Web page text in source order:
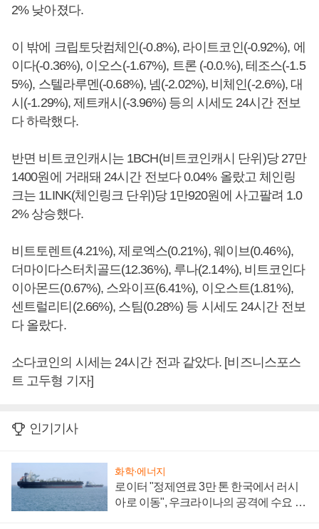
2% 낮아졌다.
이 밖에 크립토닷컴체인(-0.8%), 라이트코인(-0.92%), 에
이다(-0.36%), 이오스(-1.67%), 트론 (-0.0.%), 테조스(-1.5
5%), 스텔라루멘(-0.68%), 넴(-2.02%), 비체인(-2.6%), 대
시(-1.29%), 제트캐시(-3.96%) 등의 시세도 24시간 전보
다 하락했다.
반면 비트코인캐시는 1BCH(비트코인캐시 단위)당 27만
1400원에 거래돼 24시간 전보다 0.04% 올랐고 체인링
크는 1LINK(체인링크 단위)당 1만920원에 사고팔려 1.0
2% 상승했다.
비트토렌트(4.21%), 제로엑스(0.21%), 웨이브(0.46%),
더마이다스터치골드(12.36%), 루나(2.14%), 비트코인다
이아몬드(0.67%), 스와이프(6.41%), 이오스트(1.81%),
센트럴리티(2.66%), 스팀(0.28%) 등 시세도 24시간 전보
다 올랐다.
소다코인의 시세는 24시간 전과 같았다. [비즈니스포스
트 고두형 기자]
인기기사
화학·에너지
로이터 "정제연료 3만 톤 한국에서 러시
아로 이동", 우크라이나의 공격에 수요 늘